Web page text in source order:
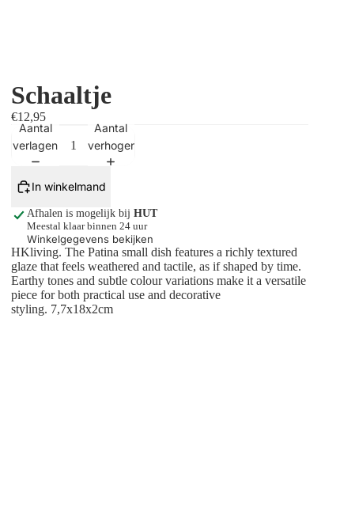
Schaaltje
€12,95
Aantal
verlagen
Aantal
verhogen
In winkelmand
Afhalen is mogelijk bij HUT
Meestal klaar binnen 24 uur
Winkelgegevens bekijken
HKliving. The Patina small dish features a richly textured
glaze that feels weathered and tactile, as if shaped by time.
Earthy tones and subtle colour variations make it a versatile
piece for both practical use and decorative
styling. 7,7x18x2cm